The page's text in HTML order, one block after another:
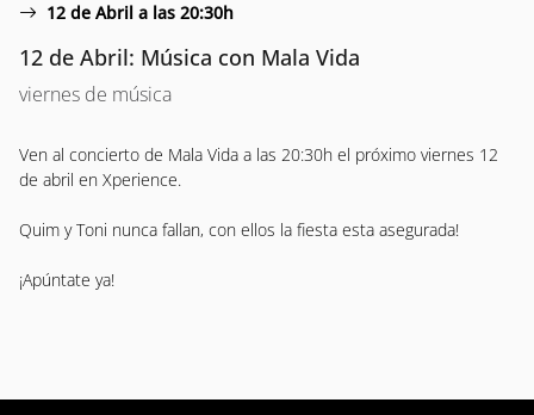
12 de Abril a las 20:30h
12 de Abril: Música con Mala Vida
viernes de música
Ven al concierto de Mala Vida a las 20:30h el próximo viernes 12
de abril en Xperience.
Quim y Toni nunca fallan, con ellos la fiesta esta asegurada!
¡Apúntate ya!